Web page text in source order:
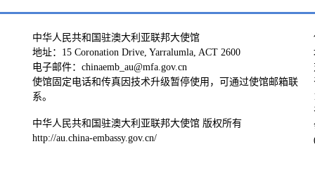
中华人民共和国驻澳大利亚联邦大使馆
地址：15 Coronation Drive, Yarralumla, ACT 2600
电子邮件：chinaemb_au@mfa.gov.cn
使馆固定电话和传真因技术升级暂停使用，可通过使馆邮箱联
系。
中华人民共和国驻澳大利亚联邦大使馆 版权所有
http://au.china-embassy.gov.cn/